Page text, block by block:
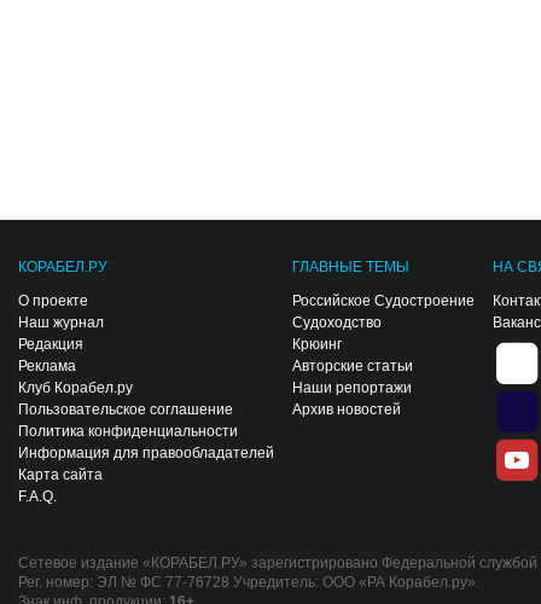
КОРАБЕЛ.РУ
О проекте
Наш журнал
Редакция
Реклама
Клуб Корабел.ру
Пользовательское соглашение
Политика конфиденциальности
Информация для правообладателей
Карта сайта
F.A.Q.
ГЛАВНЫЕ ТЕМЫ
Российское Судостроение
Судоходство
Крюинг
Авторские статьи
Наши репортажи
Архив новостей
НА
Сетевое издание «КОРАБЕЛ.РУ» зарегистрировано Федеральной
Рег. номер: ЭЛ № ФС 77-76728 Учредитель: ООО «РА Корабел.ру»